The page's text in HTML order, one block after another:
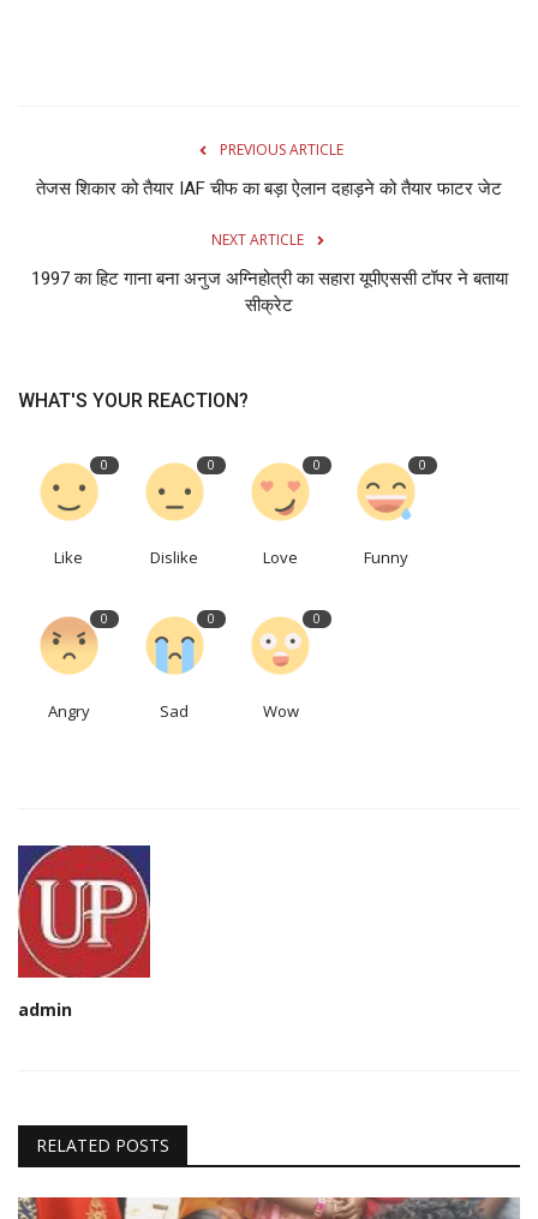
PREVIOUS ARTICLE
तेजस शिकार को तैयार IAF चीफ का बड़ा ऐलान दहाड़ने को तैयार फाटर जेट
NEXT ARTICLE
1997 का हिट गाना बना अनुज अग्निहोत्री का सहारा यूपीएससी टॉपर ने बताया
सीक्रेट
WHAT'S YOUR REACTION?
0
Like
0
Dislike
0
Love
0
Funny
0
Angry
0
Sad
0
Wow
admin
RELATED POSTS